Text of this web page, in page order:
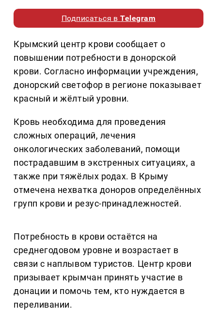
Подписаться вTelegram
Крымский центр крови сообщает о
повышении потребности в донорской
крови. Согласно информации учреждения,
донорский светофор в регионе показывает
красный и жёлтый уровни.
Кровь необходима для проведения
сложных операций, лечения
онкологических заболеваний, помощи
пострадавшим в экстренных ситуациях, а
также при тяжёлых родах. В Крыму
отмечена нехватка доноров определённых
групп крови и резус-принадлежностей.
Потребность в крови остаётся на
среднегодовом уровне и возрастает в
связи с наплывом туристов. Центр крови
призывает крымчан принять участие в
донации и помочь тем, кто нуждается в
переливании.